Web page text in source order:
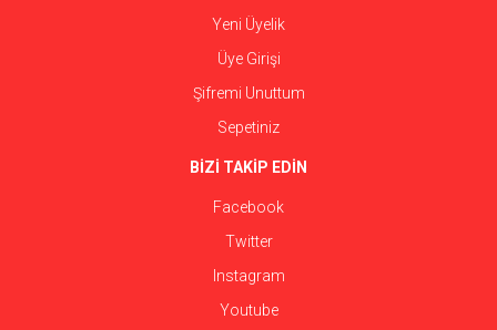
Yeni Üyelik
Üye Girişi
Şifremi Unuttum
Sepetiniz
BİZİ TAKİP EDİN
Facebook
Twitter
Instagram
Youtube